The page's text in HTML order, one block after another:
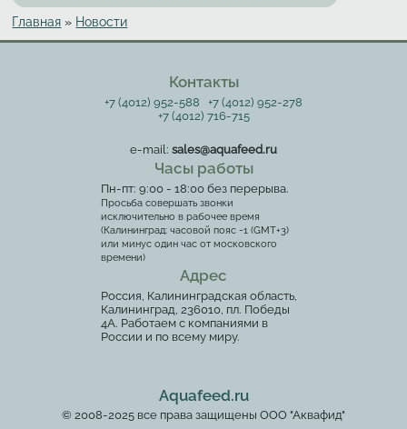
Вы здесь
Главная » Новости
Контакты
+7 (4012) 952-588
+7 (4012) 952-278
+7 (4012) 716-715
e-mail: sales@aquafeed.ru
Часы работы
Пн-пт: 9:00 - 18:00 без перерыва.
Просьба совершать звонки
исключительно в рабочее время
(Калининград: часовой пояс -1 (GMT+3)
или минус один час от московского
времени)
Адрес
Россия, Калининградская область,
Калининград, 236010, пл. Победы
4А. Работаем с компаниями в
России и по всему миру.
Aquafeed.ru
© 2008-2025 все права защищены ООО "Аквафид"